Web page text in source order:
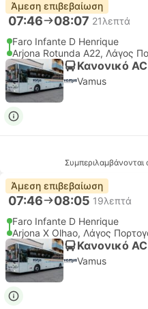
Άμεση επιβεβαίωση
07:46 08:07 21λεπτά
Faro Infante D Henrique
Arjona Rotunda A22, Λάγος
Κανονικό
Vamus
Συμπεριλαμβάνονται
Άμεση επιβεβαίωση
07:46 08:05 19λεπτά
Faro Infante D Henrique
Arjona X Olhao, Λάγος
Κανονικό
Vamus